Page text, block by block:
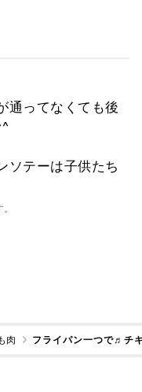
通ってなくても後
ソテーは子供たち
肉 フライパン一つで♬チ